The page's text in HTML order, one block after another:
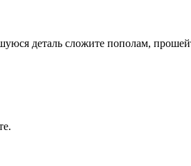
деталь сложите пополам,